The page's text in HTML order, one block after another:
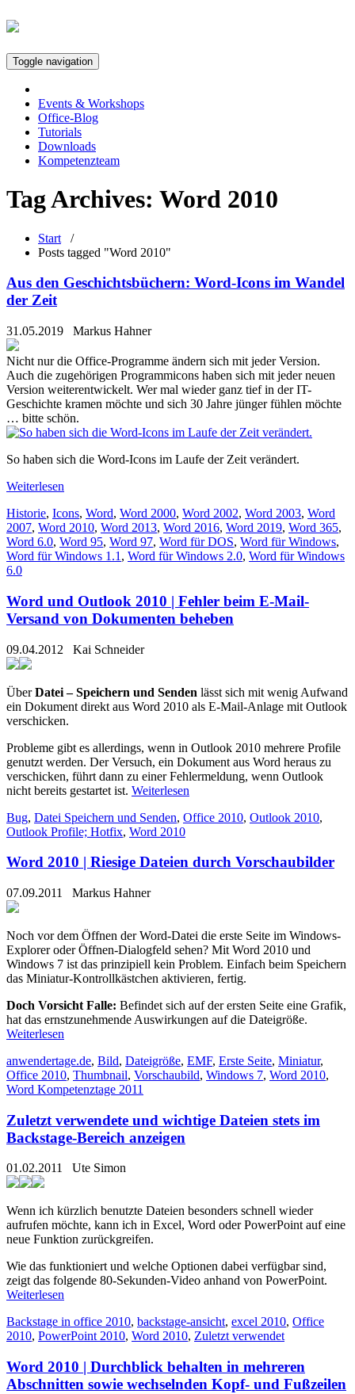
Toggle navigation
Events & Workshops
Office-Blog
Tutorials
Downloads
Kompetenzteam
Tag Archives: Word 2010
Start /
Posts tagged "Word 2010"
Aus den Geschichtsbüchern: Word-Icons im Wandel
der Zeit
31.05.2019 Markus Hahner
Nicht nur die Office-Programme ändern sich mit jeder Version.
Auch die zugehörigen Programmicons haben sich mit jeder neuen
Version weiterentwickelt. Wer mal wieder ganz tief in der IT-
Geschichte kramen möchte und sich 30 Jahre jünger fühlen möchte
… bitte schön.
So haben sich die Word-Icons im Laufe der Zeit verändert.
Weiterlesen
Historie, Icons, Word, Word 2000, Word 2002, Word 2003, Word
2007, Word 2010, Word 2013, Word 2016, Word 2019, Word 365,
Word 6.0, Word 95, Word 97, Word für DOS, Word für Windows,
Word für Windows 1.1 , Word für Windows 2.0, Word für Windows
6.0
Word und Outlook 2010 | Fehler beim E-Mail-
Versand von Dokumenten beheben
09.04.2012 Kai Schneider
ÜberDatei – Speichern und Senden lässt sich mit wenig Aufwand
ein Dokument direkt aus Word 2010 als E-Mail-Anlage mit Outlook
verschicken.
Probleme gibt es allerdings, wenn in Outlook 2010 mehrere Profile
genutzt werden. Der Versuch, ein Dokument aus Word heraus zu
verschicken, führt dann zu einer Fehlermeldung, wenn Outlook
nicht bereits gestartet ist. Weiterlesen
Bug, Datei Speichern und Senden, Office 2010, Outlook 2010,
Outlook Profile; Hotfix, Word 2010
Word 2010 | Riesige Dateien durch Vorschaubilder
07.09.2011 Markus Hahner
Noch vor dem Öffnen der Word-Datei die erste Seite im Windows-
Explorer oder Öffnen-Dialogfeld sehen? Mit Word 2010 und
Windows 7 ist das prinzipiell kein Problem. Einfach beim Speichern
das Miniatur-Kontrollkästchen aktivieren, fertig.
Doch Vorsicht Falle: Befindet sich auf der ersten Seite eine Grafik,
hat das ernstzunehmende Auswirkungen auf die Dateigröße.
Weiterlesen
anwendertage.de, Bild, Dateigröße, EMF, Erste Seite, Miniatur,
Office 2010, Thumbnail, Vorschaubild, Windows 7, Word 2010,
Word Kompetenztage 2011
Zuletzt verwendete und wichtige Dateien stets im
Backstage-Bereich anzeigen
01.02.2011 Ute Simon
Wenn ich kürzlich benutzte Dateien besonders schnell wieder
aufrufen möchte, kann ich in Excel, Word oder PowerPoint auf eine
neue Funktion zurückgreifen.
Wie das funktioniert und welche Optionen dabei verfügbar sind,
zeigt das folgende 80-Sekunden-Video anhand von PowerPoint.
Weiterlesen
Backstage in office 2010, backstage-ansicht, excel 2010, Office
2010, PowerPoint 2010, Word 2010, Zuletzt verwendet
Word 2010 | Durchblick behalten in mehreren
Abschnitten sowie wechselnden Kopf- und Fußzeilen